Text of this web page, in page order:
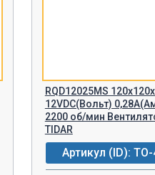
RQD12025MS
12VDC(Вольт)
2200 об/мин
TIDAR
Артикул (ID): TO-